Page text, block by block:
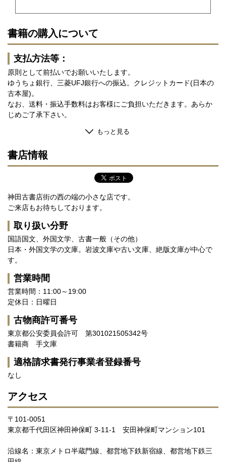
書籍の購入について
支払方法等：
原則として前払いでお願いいたします。
ゆうちょ銀行、三菱UFJ銀行への振込。クレジットカード(日本の
古本屋)。
なお、送料・振込手数料はお客様にご負担いただきます。あらか
じめご了承下さい。
もっと見る
書店情報
神田古書店街の西の端の小さな店です。
ご来店もお待ちしております。
取り扱い分野
国語国文、外国文学、古書一般（その他）
日本・外国文学の文庫。岩波文庫や古い文庫、絶版文庫が中心で
す。
営業時間
営業時間：11:00～19:00
定休日：日曜日
古物商許可番号
東京都公安委員会許可 第301021505342号
書籍商 手文庫
適格請求書発行事業者登録番号
なし
アクセス
〒101-0051
東京都千代田区神田神保町 3-11-1 安田神保町マンション101
沿線名：東京メトロ半蔵門線、都営地下鉄新宿線、都営地下鉄三